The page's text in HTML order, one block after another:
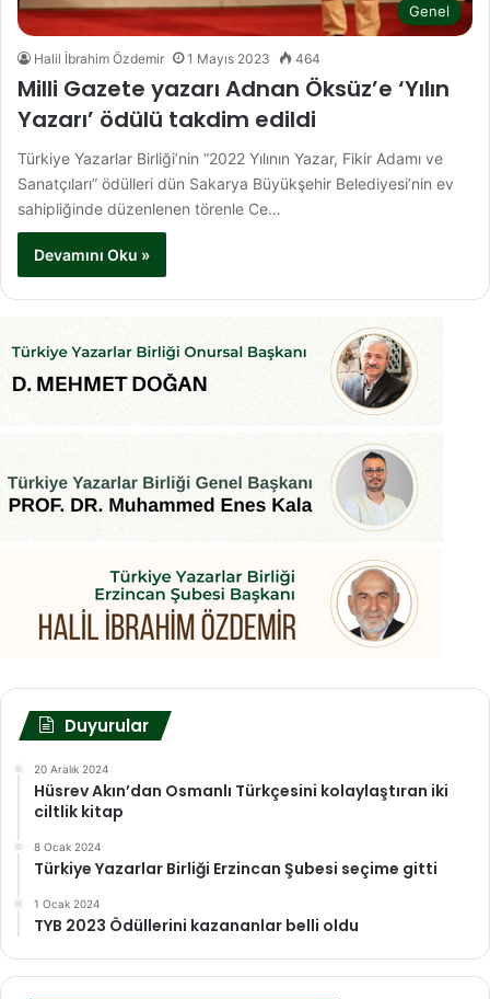
Genel
Halil İbrahim Özdemir 1 Mayıs 2023 464
Milli Gazete yazarı Adnan Öksüz’e ‘Yılın
Yazarı’ ödülü takdim edildi
Türkiye Yazarlar Birliği’nin “2022 Yılının Yazar, Fikir Adamı ve
Sanatçıları” ödülleri dün Sakarya Büyükşehir Belediyesi’nin ev
sahipliğinde düzenlenen törenle Ce…
Devamını Oku »
Duyurular
20 Aralık 2024
Hüsrev Akın’dan Osmanlı Türkçesini kolaylaştıran iki
ciltlik kitap
8 Ocak 2024
Türkiye Yazarlar Birliği Erzincan Şubesi seçime gitti
1 Ocak 2024
TYB 2023 Ödüllerini kazananlar belli oldu